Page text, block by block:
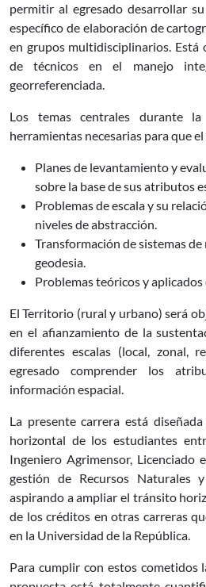
permitir al egresado desarrollar
específico de elaboración de
en grupos multidisciplinarios. Está
de técnicos en el manejo
georreferenciada.
Los temas centrales durante
herramientas necesarias para que
Planes de levantamiento y
sobre la base de sus atributos
Problemas de escala y su
niveles de abstracción.
Transformación de sistemas
geodesia.
Problemas teóricos y
El Territorio (rural y urbano) será
en el afianzamiento de la
diferentes escalas (local, zonal,
egresado comprender los
información espacial.
La presente carrera está
horizontal de los estudiantes
Ingeniero Agrimensor, Licenciado
gestión de Recursos Naturales
aspirando a ampliar el tránsito
de los créditos en otras carreras
en la Universidad de la República.
Para cumplir con estos cometidos